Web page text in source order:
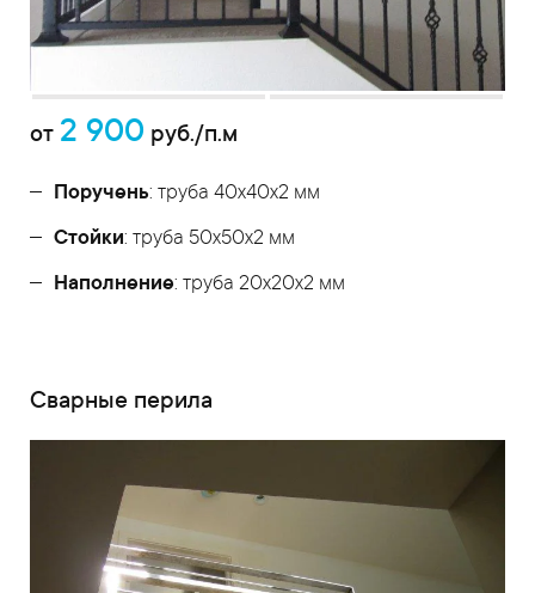
от 2 900 руб./п.м
Поручень: труба 40х40х2 мм
Стойки: труба 50х50х2 мм
Наполнение: труба 20х20х2 мм
Сварные перила